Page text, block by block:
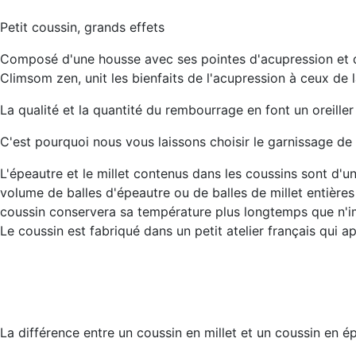
Petit coussin, grands effets
Composé d'une housse avec ses pointes d'acupression
Climsom zen, unit les bienfaits de l'acupression à ceux
La qualité et la quantité du rembourrage en font un
C'est pourquoi nous vous laissons choisir le garnissage
L'épeautre et le millet contenus dans les coussins sont
volume de balles d'épeautre ou de balles de millet
coussin conservera sa température plus longtemps que
Le coussin est fabriqué dans un petit atelier français qui
La différence entre un coussin en millet et un coussin en